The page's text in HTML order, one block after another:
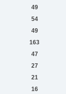
49
54
49
163
47
27
21
16